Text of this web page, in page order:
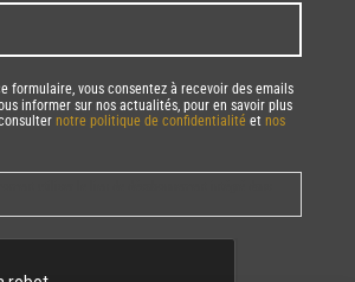
formulaire, vous consentez à recevoir des emails
informer sur nos actualités, pour en savoir plus
notre politique de confidentialité et nos